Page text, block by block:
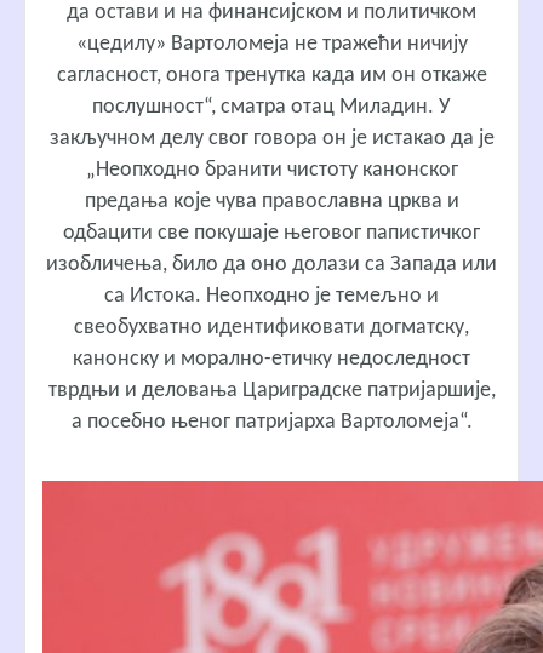
да остави и на финансијском и политичком
«цедилу» Вартоломеја не тражећи ничију
сагласност, онога тренутка када им он откаже
послушност“, сматра отац Миладин. У
закључном делу свог говора он је истакао да је
„Неопходно бранити чистоту канонског
предања које чува православна црква и
одбацити све покушаје његовог папистичког
изобличења, било да оно долази са Запада или
са Истока. Неопходно је темељно и
свеобухватно идентификовати догматску,
канонску и морално-етичку недоследност
тврдњи и деловања Цариградске патријаршије,
а посебно њеног патријарха Вартоломеја“.